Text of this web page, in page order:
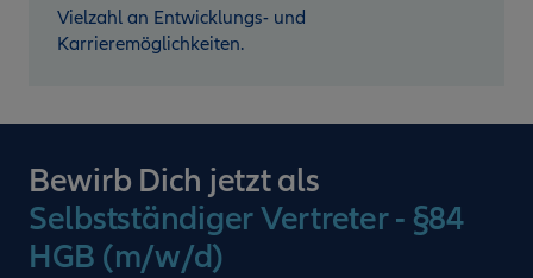
Vielzahl an Entwicklungs- und
Karrieremöglichkeiten.
Bewirb Dich jetzt als
Selbstständiger Vertreter - §84
HGB (m/w/d)